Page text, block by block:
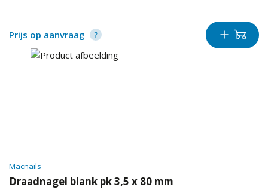
Prijs op aanvraag
Macnails
Draadnagel blank pk 3,5 x 80 mm